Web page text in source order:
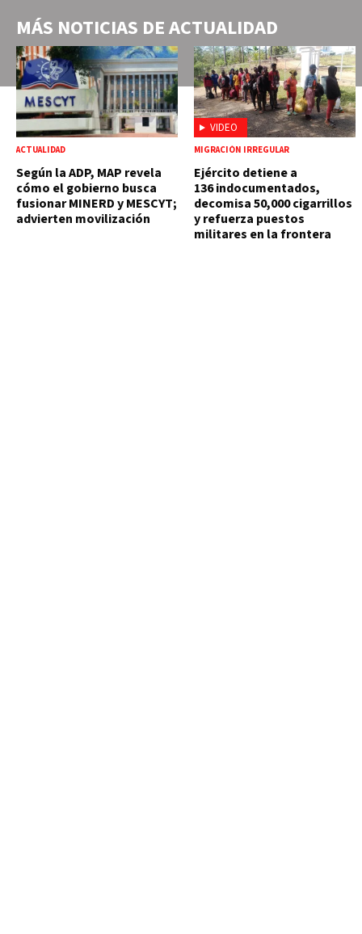
MÁS NOTICIAS DEACTUALIDAD
ACTUALIDAD
Según la ADP, MAP revela
cómo el gobierno busca
fusionar MINERD y MESCYT;
advierten movilización
VIDEO
MIGRACIÓN IRREGULAR
Ejército detiene a
136 indocumentados,
decomisa 50,000 cigarrillos
y refuerza puestos
militares en la frontera